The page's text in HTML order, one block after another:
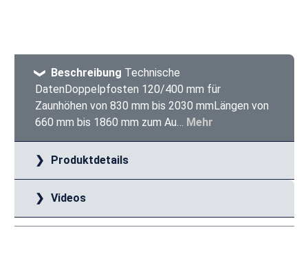
Beschreibung Technische
DatenDoppelpfosten 120/400 mm für
Zaunhöhen von 830 mm bis 2030 mmLängen von
660 mm bis 1860 mm zum Au… Mehr
Produktdetails
Videos